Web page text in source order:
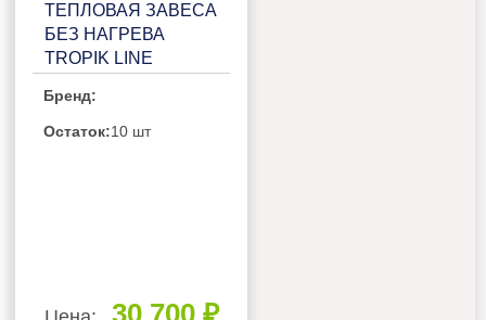
ТЕПЛОВАЯ ЗАВЕСА
БЕЗ НАГРЕВА
TROPIK LINE
Бренд:
Остаток:10 шт